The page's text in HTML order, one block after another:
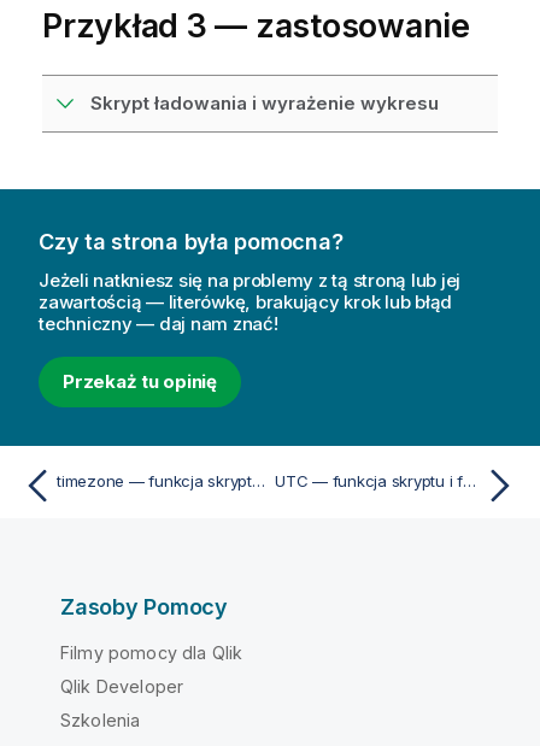
Przykład 3 — zastosowanie
Skrypt ładowania i wyrażenie wykresu
Czy ta strona była pomocna?
Jeżeli natkniesz się na problemy z tą stroną lub jej
zawartością — literówkę, brakujący krok lub błąd
techniczny — daj nam znać!
Przekaż tu opinię
timezone — funkcja skryptu i funkcja wykresu UTC — funkcja skryptu i funkcja wykresu
Zasoby Pomocy
Filmy pomocy dla Qlik
Qlik Developer
Szkolenia